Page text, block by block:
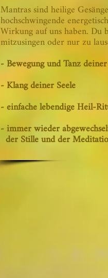
Mantras sind heilige
hochschwingende
Wirkung auf uns haben. Du
mitzusingen oder nur zu
- Bewegung und Tanz
- Klang deiner Seele
- einfache lebendige Heil-
- immer wieder
der Stille und der